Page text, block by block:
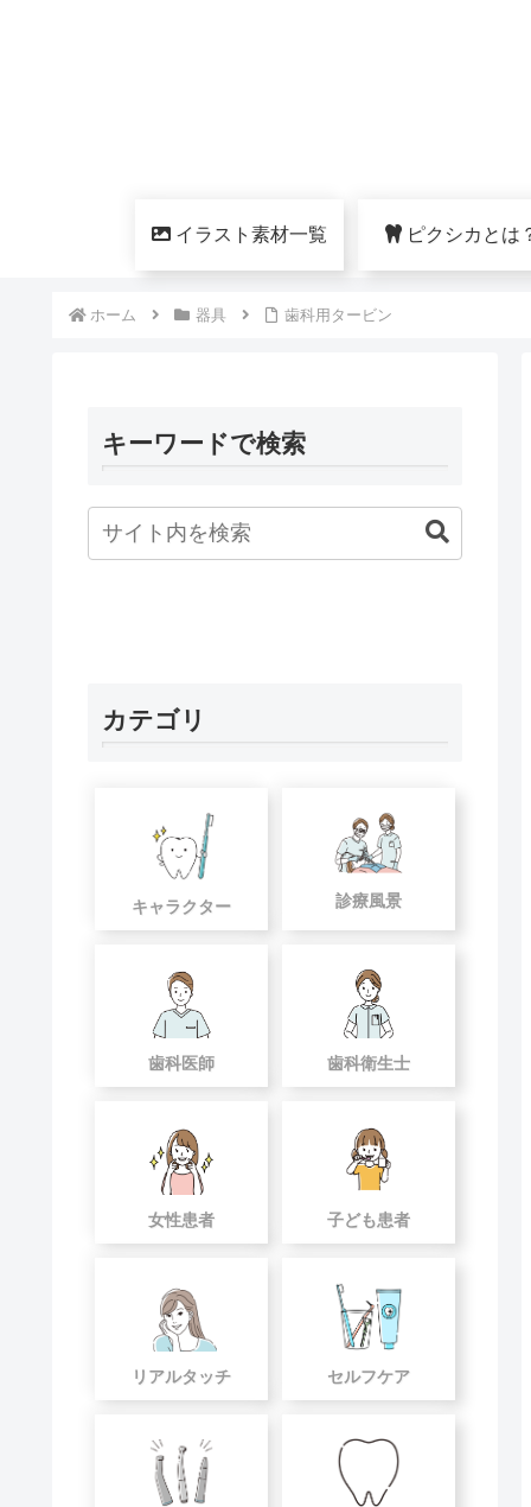
イラスト素材一覧 ピクシカとは
ホーム 器具 歯科用タービン
キーワードで検索
カテゴリ
キャラクター 診療風景
歯科医師 歯科衛生士
女性患者 子ども患者
リアルタッチ セルフケア